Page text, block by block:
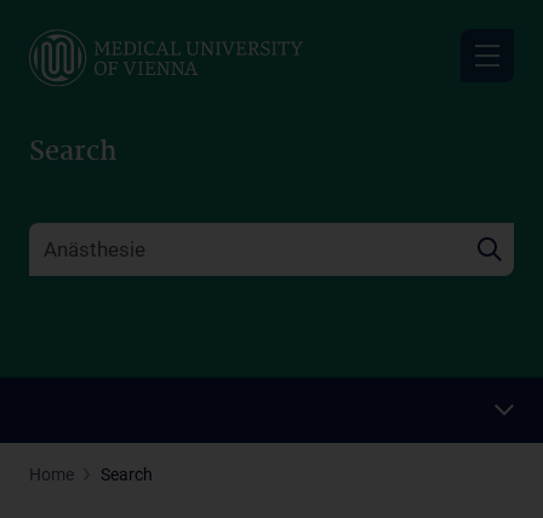
main
Search
Home Search